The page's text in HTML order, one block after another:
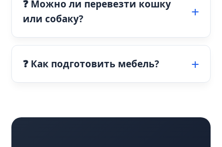
❓ Можно ли перевезти кошку
или собаку?
❓ Как подготовить мебель?